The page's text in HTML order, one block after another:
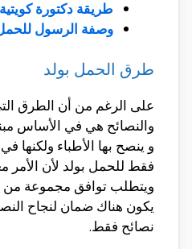
طريقة دكتورة
وصفة الرسول
طرق الحمل بولد
على الرغم من أن الطرق
والنصائح هي في الأساس
و ينصح بها الأطباء ولكنها
فقط للحمل بولد لأن الأمر
ويتطلب توافق مجموعة من
يكون هناك ضمان لنجاح
نصائح فقط.